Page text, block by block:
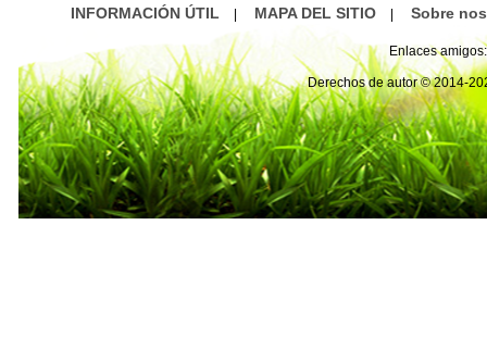
INFORMACIÓN ÚTIL MAPA DEL SITIO Sobre
Enlaces amigos:
Derechos de autor © 2014-